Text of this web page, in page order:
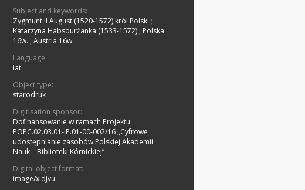
Subject and keywords:
Zygmunt II August (1520-1572) król Polski ;
Katarzyna Habsburżanka (1533-1572) ; Polska
16w. ; Austria 16w.
Language:
lat
Object type:
starodruk
Digitisation sponsor:
Dofinansowanie w ramach Projektu
POPC.02.03.01-IP.01-00-002/16 „Cyfrowe
udostępnianie zasobów Polskiej Akademii
Nauk – Biblioteki Kórnickiej”
Digital object format:
image/x.djvu